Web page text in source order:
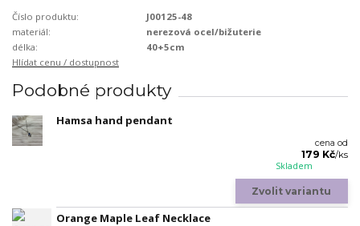
Číslo produktu:
J00125-48
materiál:
nerezová ocel/bižuterie
délka:
40+5cm
Hlídat cenu / dostupnost
Podobné produkty
Hamsa hand pendant
cena od
179 Kč/ks
Skladem
Zvolit variantu
Orange Maple Leaf Necklace